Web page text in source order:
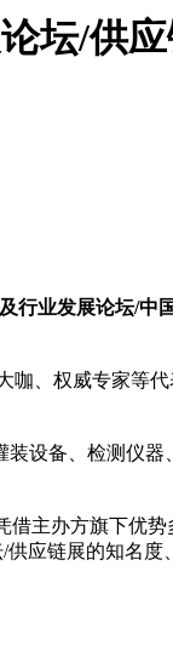
坛/供
行业发展论坛/中
咖、权威专家等
设备、检测仪
主办方旗下优
应链展的知名